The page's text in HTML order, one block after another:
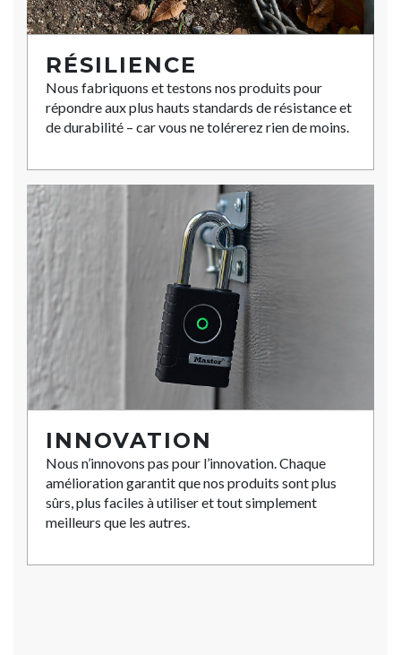
RÉSILIENCE
Nous fabriquons et testons nos produits pour
répondre aux plus hauts standards de résistance et
de durabilité – car vous ne tolérerez rien de moins.
INNOVATION
Nous n’innovons pas pour l’innovation. Chaque
amélioration garantit que nos produits sont plus
sûrs, plus faciles à utiliser et tout simplement
meilleurs que les autres.